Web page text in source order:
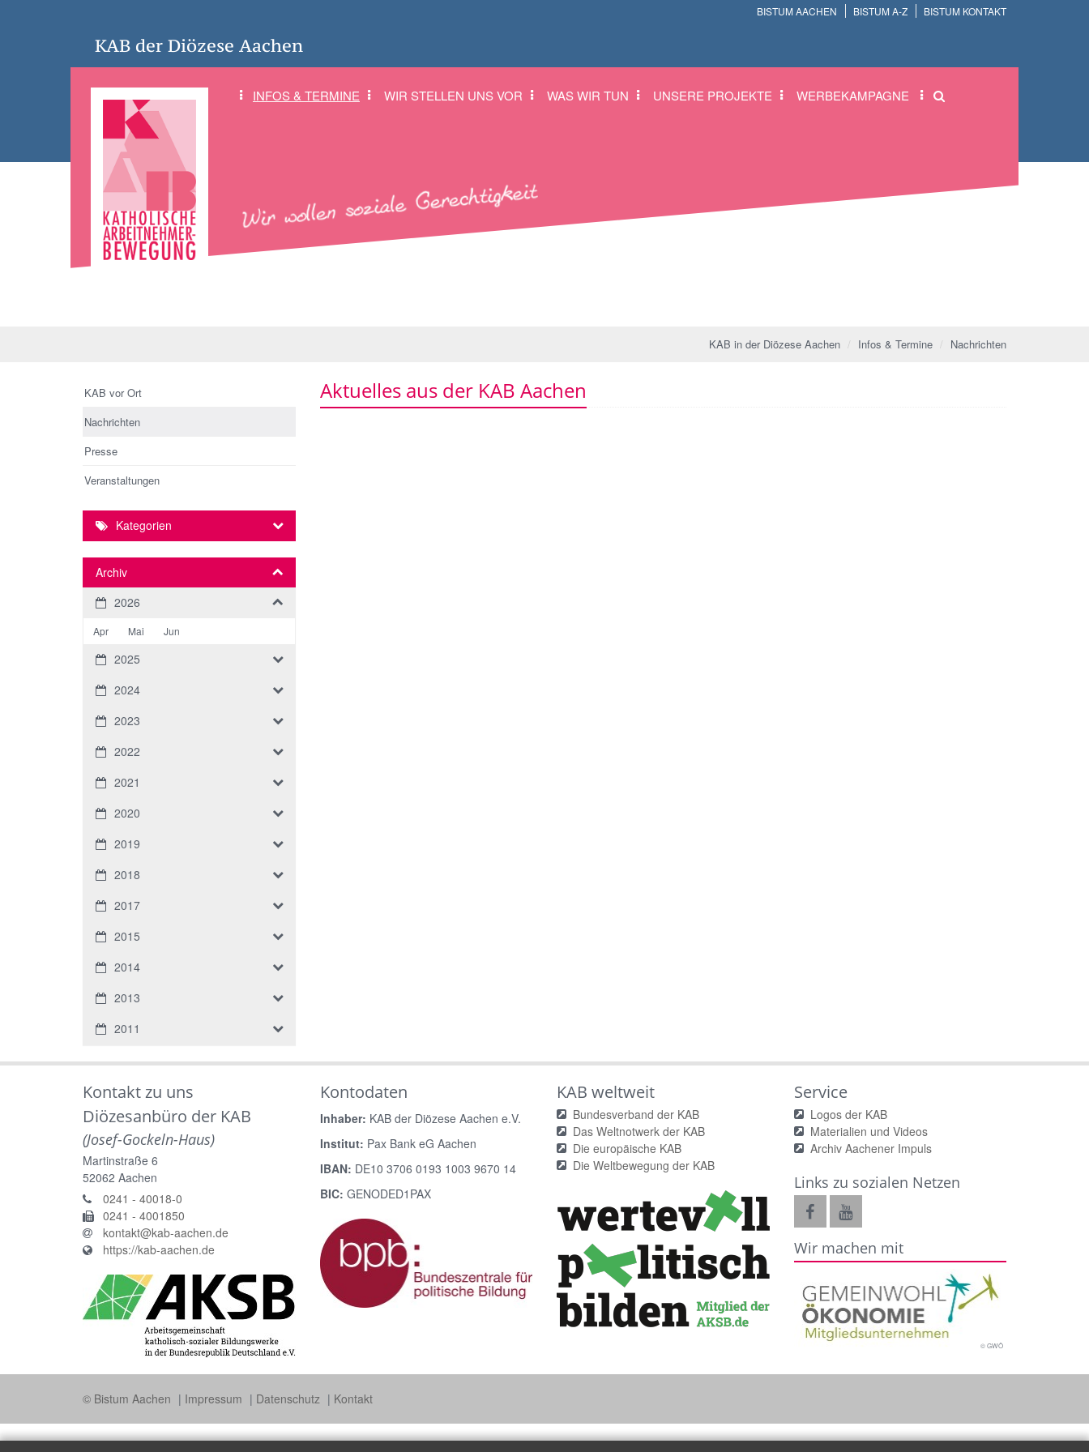
BISTUM AACHEN BISTUM A-Z BISTUM KONTAKT
KAB der Diözese Aachen
INFOS & TERMINE WIR STELLEN UNS VOR WAS WIR TUN UNSERE PROJEKTE WERBEKAMPAGNE
KAB in der Diözese Aachen Infos & Termine Nachrichten
Aktuelles aus der KAB Aachen
KAB vor Ort
Nachrichten
Presse
Veranstaltungen
Kategorien
Archiv
2026
Apr Mai Jun
2025
2024
2023
2022
2021
2020
2019
2018
2017
2015
2014
2013
2011
Kontakt zu uns
Diözesanbüro der KAB
(Josef-Gockeln-Haus)
Martinstraße 6
52062 Aachen
0241 - 40018-0
0241 - 4001850
kontakt@kab-aachen.de
https://kab-aachen.de
Kontodaten
Inhaber: KAB der Diözese Aachen e.V.
Institut: Pax Bank eG Aachen
IBAN: DE10 3706 0193 1003 9670 14
BIC: GENODED1PAX
KAB weltweit
Bundesverband der KAB
Das Weltnotwerk der KAB
Die europäische KAB
Die Weltbewegung der KAB
Service
Logos der KAB
Materialien und Videos
Archiv Aachener Impuls
Links zu sozialen Netzen
Wir machen mit
© GWÖ
© Bistum Aachen Impressum Datenschutz Kontakt